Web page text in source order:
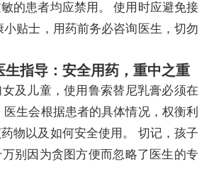
的患者均应禁用。 使用时应避免接
贴士，用药前务必咨询医生，切勿
生指导：安全用药，重中之重
及儿童，使用鲁索替尼乳膏必须在
医生会根据患者的具体情况，权衡利
物以及如何安全使用。 切记，孩子
别因为贪图方便而忽略了医生的专